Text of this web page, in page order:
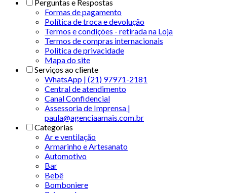
Perguntas e Respostas
Formas de pagamento
Política de troca e devolução
Termos e condições - retirada na Loja
Termos de compras internacionais
Politica de privacidade
Mapa do site
Serviços ao cliente
WhatsApp | (21) 97971-2181
Central de atendimento
Canal Confidencial
Assessoria de Imprensa |
paula@agenciaamais.com.br
Categorias
Ar e ventilação
Armarinho e Artesanato
Automotivo
Bar
Bebê
Bomboniere